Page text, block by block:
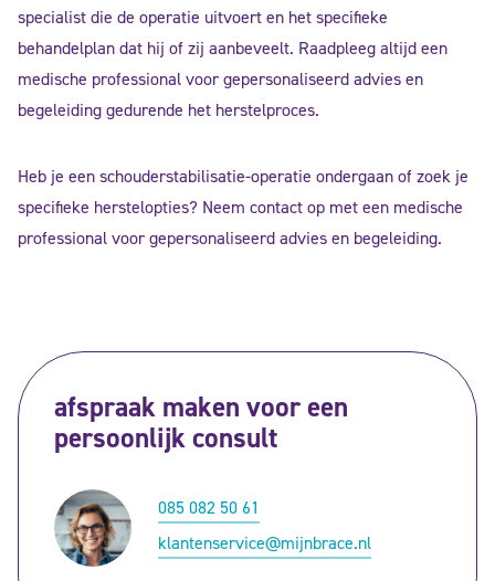
specialist die de operatie uitvoert en het specifieke
behandelplan dat hij of zij aanbeveelt. Raadpleeg altijd een
medische professional voor gepersonaliseerd advies en
begeleiding gedurende het herstelproces.
Heb je een schouderstabilisatie-operatie ondergaan of zoek je
specifieke herstelopties? Neem contact op met een medische
professional voor gepersonaliseerd advies en begeleiding.
afspraak maken voor een
persoonlijk consult
085 082 50 61
klantenservice@mijnbrace.nl